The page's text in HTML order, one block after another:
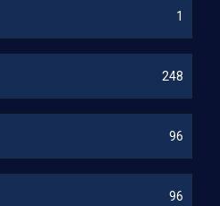
1
248
96
96